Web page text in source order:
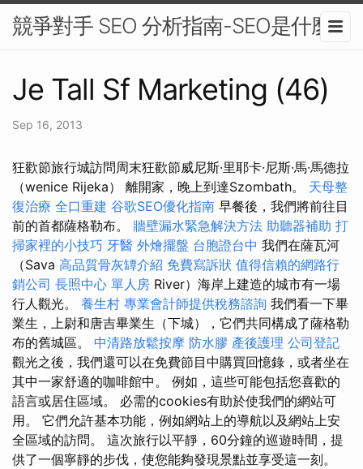
競爭對手 SEO 分析指南-SEO是什麼
Je Tall Sf Marketing (46)
Sep 16, 2013
狂歡節旅行城訪問周末狂歡節威尼斯·里耶卡·尼斯·馬·馬德拉
（wenice Rijeka） 離開家，晚上到達Szombath。 天母整
復治療 全口重建 谷歌SEO優化指南 早餐後，我們將前往目
前的首都薩格勒布。 牆壁漏水緊急解決方法 助聽器補助 打
掃家裡的小技巧 牙醫 外燴擺盤 台胞證台中 我們在薩瓦河
（Sava 高品質骨灰罈介紹 免費寫訴狀 值得信賴的網路行
銷公司 長照中心 單人房 River）海岸上建造的城市有一場
行人觀光。 養生村 專業會計師提供稅務諮詢 我們看一下畢
業生，上尉和唐吉畢業生（下城），它們共同構成了薩格勒
布的舊城區。 中清路放鬆按摩 防水膠 產後護理 公司登記
觀光之後，我們還可以在免費節目中購買回憶錄，或者坐在
其中一家舒適的咖啡館中。 例如，這些可能包括您喜歡的
語言或居住區域。 必需的cookies有助於使我們的網站可
用。 它們允許基本功能，例如網站上的導航以及網站上安
全區域的訪問。 這次旅行以平靜，60分鐘的巡遊時間，提
供了一個寧靜的步伐，使您能夠發現景點並享受這一刻。